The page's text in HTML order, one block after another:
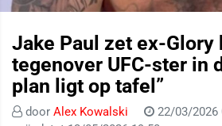
Jake Paul zet ex-Glory
tegenover UFC-ster in
plan ligt op tafel”
door Alex Kowalski 22/03/2026